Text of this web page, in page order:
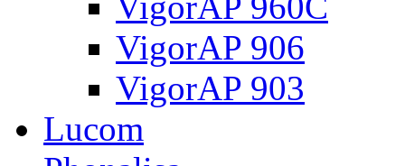
VigorAP 906
VigorAP 903
Lucom